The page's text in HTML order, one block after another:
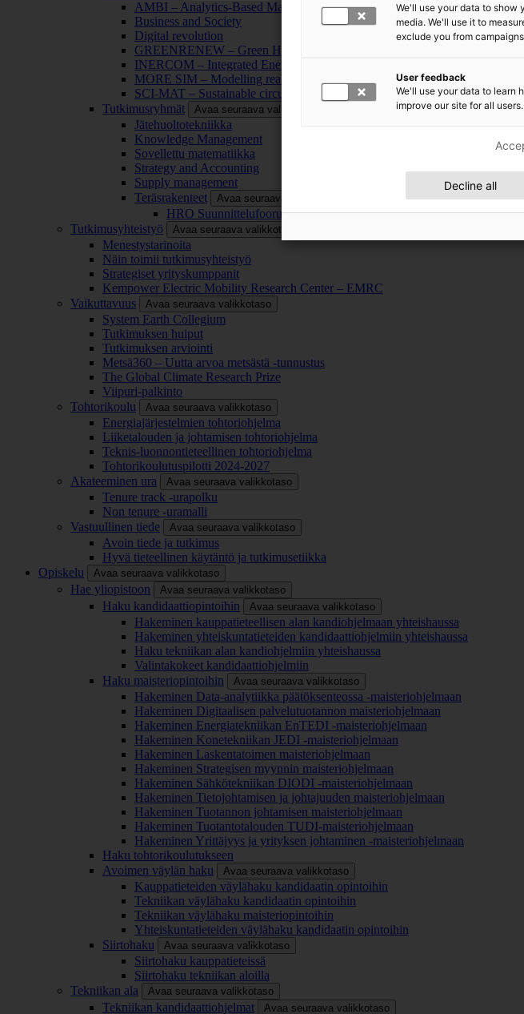
AMBI – Analytics-Based Management for Business and Manufacturing
Business and Society
Digital revolution
GREENRENEW – Green Hydrogen and CO2 for Industry Renewal
INERCOM – Integrated Energy Conversion Machinery
MORE SIM – Modelling reality through simulation
SCI-MAT – Sustainable circularity of inorganic materials
Tutkimusryhmät
Avaa seuraava valikkotaso
Jätehuoltotekniikka
Knowledge Management
Sovellettu matematiikka
Strategy and Accounting
Supply management
Teräsrakenteet
Avaa seuraava valikkotaso
HRO Suunnittelufoorumi
Tutkimusyhteistyö
Avaa seuraava valikkotaso
Menestystarinoita
Näin toimii tutkimusyhteistyö
Strategiset yrityskumppanit
Kempower Electric Mobility Research Center – EMRC
Vaikuttavuus
Avaa seuraava valikkotaso
System Earth Collegium
Tutkimuksen huiput
Tutkimuksen arviointi
Metsä360 – Uutta arvoa metsästä -tunnustus
The Global Climate Research Prize
Viipuri-palkinto
Tohtorikoulu
Avaa seuraava valikkotaso
Energiajärjestelmien tohtoriohjelma
Liiketalouden ja johtamisen tohtoriohjelma
Teknis-luonnontieteellinen tohtoriohjelma
Tohtorikoulutuspilotti 2024-2027
Akateeminen ura
Avaa seuraava valikkotaso
Tenure track -urapolku
Non tenure -uramalli
Vastuullinen tiede
Avaa seuraava valikkotaso
Avoin tiede ja tutkimus
Hyvä tieteellinen käytäntö ja tutkimusetiikka
Opiskelu
Avaa seuraava valikkotaso
Hae yliopistoon Avaa seuraava valikkotaso
Haku kandidaattiopintoihin Avaa seuraava valikkotaso
Hakeminen kauppatieteellisen alan kandiohjelmaan yhteishaussa
Hakeminen yhteiskuntatieteiden kandidaattiohjelmiin yhteishaussa
Haku tekniikan alan kandiohjelmiin yhteishaussa
Valintakokeet kandidaattiohjelmiin
Haku maisteriopintoihin
Avaa seuraava valikkotaso
Hakeminen Data-analytiikka päätöksenteossa -maisteriohjelmaan
Hakeminen Digitaalisen palvelutuotannon maisteriohjelmaan
Hakeminen Energiatekniikan EnTEDI -maisteriohjelmaan
Hakeminen Konetekniikan JEDI -maisteriohjelmaan
Hakeminen Laskentatoimen maisteriohjelmaan
Hakeminen Strategisen myynnin maisteriohjelmaan
Hakeminen Sähkötekniikan DIODI -maisteriohjelmaan
Hakeminen Tietojohtamisen ja johtajuuden maisteriohjelmaan
Hakeminen Tuotannon johtamisen maisteriohjelmaan
Hakeminen Tuotantotalouden TUDI-maisteriohjelmaan
Hakeminen Yrittäjyys ja yrityksen johtaminen -maisteriohjelmaan
Haku tohtorikoulutukseen
Avoimen väylän haku
Avaa seuraava valikkotaso
Kauppatieteiden väylähaku kandidaatin opintoihin
Tekniikan väylähaku kandidaatin opintoihin
Tekniikan väylähaku maisteriopintoihin
Yhteiskuntatieteiden väylähaku kandidaatin opintoihin
Siirtohaku
Avaa seuraava valikkotaso
Siirtohaku kauppatieteissä
Siirtohaku tekniikan aloilla
Tekniikan ala
Avaa seuraava valikkotaso
Tekniikan kandidaattiohjelmat Avaa seuraava valikkotaso
We'll use your data to show
media. We'll use it to
exclude you from
User feedback
We'll use your data to learn
improve our site for all users.
Decline all